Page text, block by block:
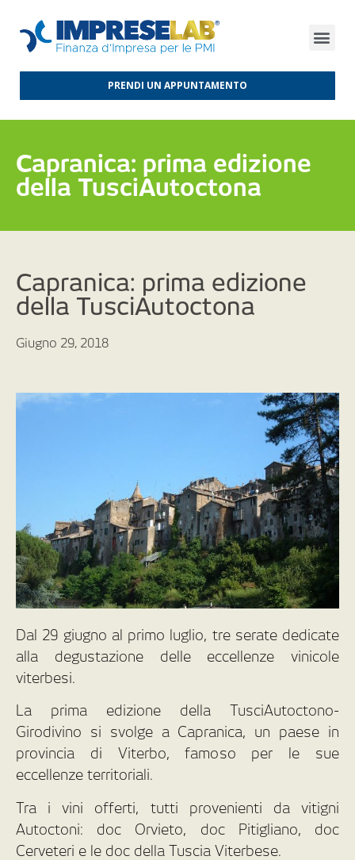
PRENDI UN APPUNTAMENTO
Capranica: prima edizione
della TusciAutoctona
Capranica: prima edizione
della TusciAutoctona
Giugno 29, 2018
Dal 29 giugno al primo luglio, tre serate dedicate
alla degustazione delle eccellenze vinicole
viterbesi.
La prima edizione della TusciAutoctono-
Girodivino si svolge a Capranica, un paese in
provincia di Viterbo, famoso per le sue
eccellenze territoriali.
Tra i vini offerti, tutti provenienti da vitigni
Autoctoni: doc Orvieto, doc Pitigliano, doc
Cerveteri e le doc della Tuscia Viterbese.